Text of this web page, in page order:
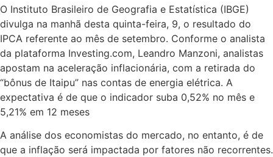
O Instituto Brasileiro de Geografia e Estatística (IBGE)
divulga na manhã desta quinta-feira, 9, o resultado do
IPCA referente ao mês de setembro. Conforme o analista
da plataforma Investing.com, Leandro Manzoni, analistas
apostam na aceleração inflacionária, com a retirada do
“bônus de Itaipu” nas contas de energia elétrica. A
expectativa é de que o indicador suba 0,52% no mês e
5,21% em 12 meses
A análise dos economistas do mercado, no entanto, é de
que a inflação será impactada por fatores não recorrentes.